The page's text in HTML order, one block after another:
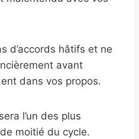
d’accords hâtifs et ne
avant
dans vos propos.
l’un des plus
moitié du cycle.